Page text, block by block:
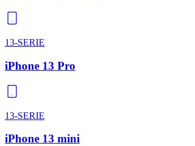
13-SERIE
iPhone 13 Pro
13-SERIE
iPhone 13 mini